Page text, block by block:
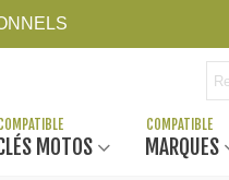
MOTOS MARQUES